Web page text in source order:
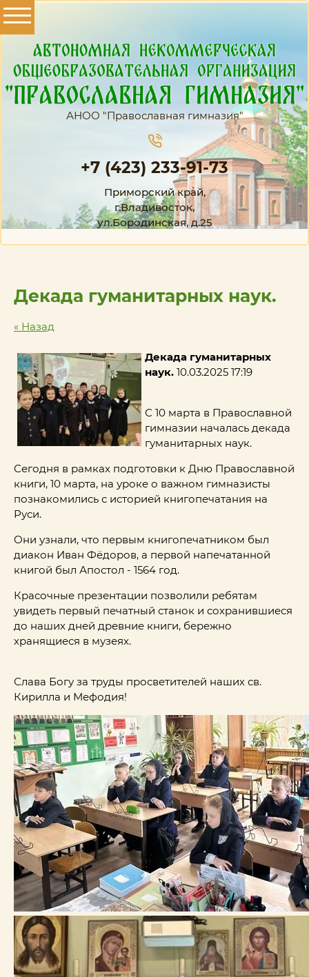
АНОО "Православная гимназия"
+7 (423) 233-91-73
Приморский край,
г.Владивосток,
ул.Бородинская, д.25
Декада гуманитарных наук.
« Назад
Декада гуманитарных
наук. 10.03.2025 17:19
С 10 марта в Православной
гимназии началась декада
гуманитарных наук.
Сегодня в рамках подготовки к Дню Православной
книги, 10 марта, на уроке о важном гимназисты
познакомились с историей книгопечатания на
Руси.
Они узнали, что первым книгопечатником был
диакон Иван Фёдоров, а первой напечатанной
книгой был Апостол - 1564 год.
Красочные презентации позволили ребятам
увидеть первый печатный станок и сохранившиеся
до наших дней древние книги, бережно
хранящиеся в музеях.
Слава Богу за труды просветителей наших св.
Кирилла и Мефодия!